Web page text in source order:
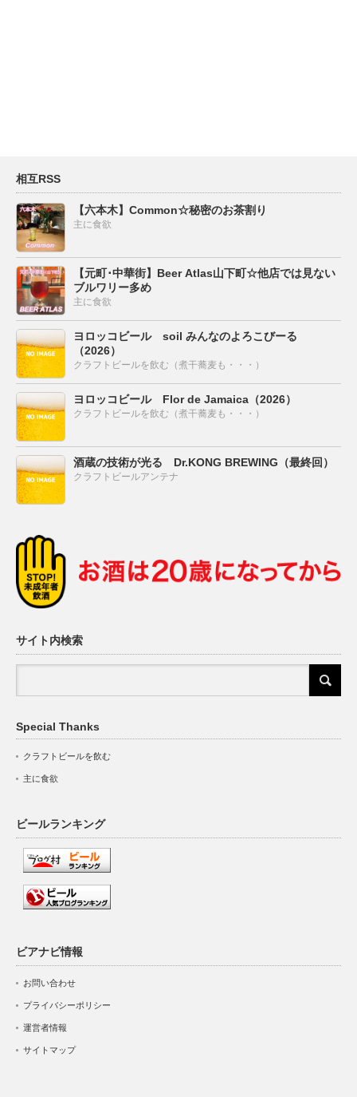
相互RSS
【六本木】Common☆秘密のお茶割り
主に食欲
【元町･中華街】Beer Atlas山下町☆他店では見ない
ブルワリー多め
主に食欲
ヨロッコビール soil みんなのよろこびーる
（2026）
クラフトビールを飲む（煮干蕎麦も・・・）
ヨロッコビール Flor de Jamaica（2026）
クラフトビールを飲む（煮干蕎麦も・・・）
酒蔵の技術が光る Dr.KONG BREWING（最終回）
クラフトビールアンテナ
サイト内検索
Special Thanks
クラフトビールを飲む
主に食欲
ビールランキング
ビアナビ情報
お問い合わせ
プライバシーポリシー
運営者情報
サイトマップ